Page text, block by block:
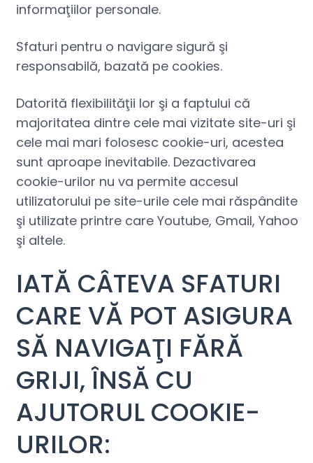
informaţiilor personale.
Sfaturi pentru o navigare sigură şi
responsabilă, bazată pe cookies.
Datorită flexibilităţii lor şi a faptului că
majoritatea dintre cele mai vizitate site-uri şi
cele mai mari folosesc cookie-uri, acestea
sunt aproape inevitabile. Dezactivarea
cookie-urilor nu va permite accesul
utilizatorului pe site-urile cele mai răspândite
şi utilizate printre care Youtube, Gmail, Yahoo
şi altele.
IATĂ CÂTEVA SFATURI
CARE VĂ POT ASIGURA
SĂ NAVIGAŢI FĂRĂ
GRIJI, ÎNSĂ CU
AJUTORUL COOKIE-
URILOR: